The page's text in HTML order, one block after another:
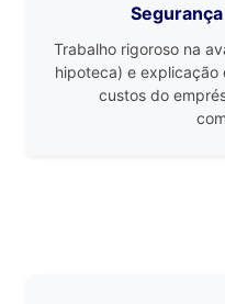
Trabalho rigoroso na
hipoteca) e explicação
custos do